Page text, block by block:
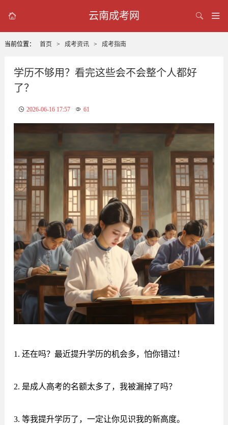
 云南成考网  
当前位置： 首页 > 成考资讯 > 成考指南
学历不够用？看完这些会不会整个人都好
了？
2026-06-16 17:57 61
1. 还在吗？最近提升学历的机会多，怕你错过！
2. 是成人高考的名额太多了，我被漏掉了吗？
3. 等我提升学历了，一定让你见识我的新高度。